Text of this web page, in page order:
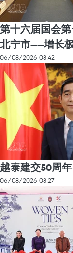
第十六届国会
北宁市——增长
06/08/2026 08:42
越泰建交50周
06/08/2026 08:27